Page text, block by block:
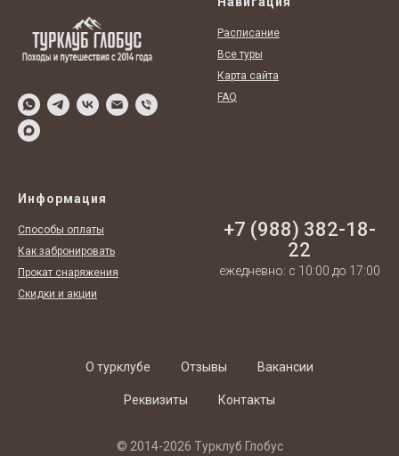
Расписание
Все туры
Карта сайта
FAQ
Информация
Способы оплаты
Как забронировать
Прокат снаряжения
Скидки и акции
+7 (988) 382-18-
22
ежедневно: с 10:00 до 17:00
О турклубе Отзывы Вакансии
Реквизиты Контакты
© 2014-2026 Турклуб Глобус